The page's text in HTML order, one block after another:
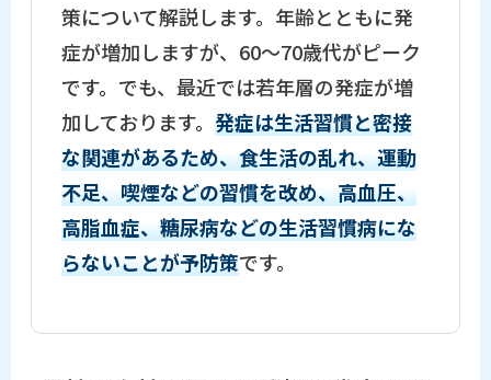
策について解説します。年齢とともに発
症が増加しますが、60〜70歳代がピーク
です。でも、最近では若年層の発症が増
加しております。 発症は生活習慣と密接
な関連があるため、食生活の乱れ、運動
不足、喫煙などの習慣を改め、高血圧、
高脂血症、糖尿病などの生活習慣病にな
らないことが予防策です。